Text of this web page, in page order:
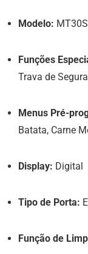
Modelo: MT30S
Funções
Trava de
Menus Pré-
Batata, Carne
Display: Digital
Tipo de Porta:
Função de